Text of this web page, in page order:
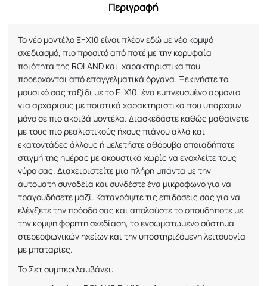
Περιγραφή
Το νέο μοντέλο E–X10 είναι πλέον εδώ με νέο κομψό
σχεδιασμό, πιο προσιτό από ποτέ με την κορυφαία
ποιότητα της ROLAND και χαρακτηριστικά που
προέρχονται από επαγγελματικά όργανα. Ξεκινήστε το
μουσικό σας ταξίδι με το E-X10, ένα εμπνευσμένο αρμόνιο
για αρχάριους με ποιοτικά χαρακτηριστικά που υπάρχουν
μόνο σε πιο ακριβά μοντέλα. Διασκεδάστε καθώς μαθαίνετε
με τους πιο ρεαλιστικούς ήχους πιάνου αλλά και
εκατοντάδες άλλους ή μελετήστε αθόρυβα οποιαδήποτε
στιγμή της ημέρας με ακουστικά χωρίς να ενοχλείτε τους
γύρο σας. Διαχειριστείτε μια πλήρη μπάντα με την
αυτόματη συνοδεία και συνδέστε ένα μικρόφωνο για να
τραγουδήσετε μαζί. Καταγράψτε τις επιδόσεις σας για να
ελέγξετε την πρόοδό σας και απολαύστε το οπουδήποτε με
την κομψή φορητή σχεδίαση, το ενσωματωμένο σύστημα
στερεοφωνικών ηχείων και την υποστηριζόμενη λειτουργία
με μπαταρίες.
To Σετ συμπεριλαμβάνει: